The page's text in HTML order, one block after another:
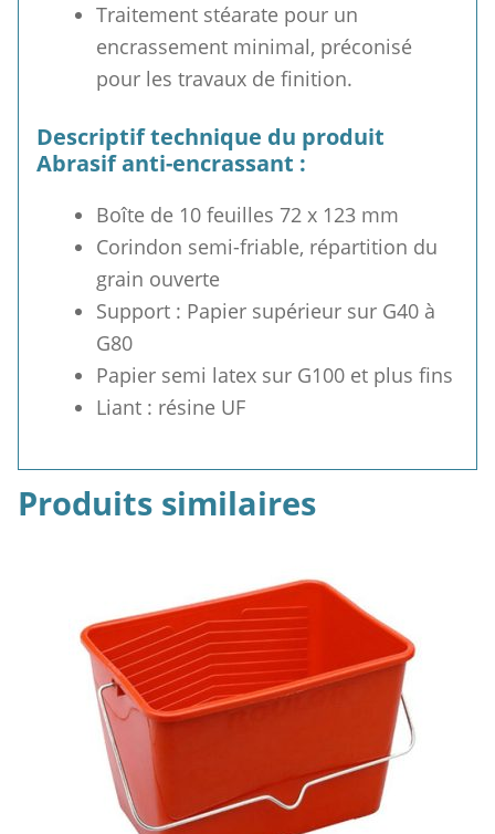
Traitement stéarate pour un
encrassement minimal, préconisé
pour les travaux de finition.
Descriptif technique du produit
Abrasif anti-encrassant :
Boîte de 10 feuilles 72 x 123 mm
Corindon semi-friable, répartition du
grain ouverte
Support : Papier supérieur sur G40 à
G80
Papier semi latex sur G100 et plus fins
Liant : résine UF
Produits similaires